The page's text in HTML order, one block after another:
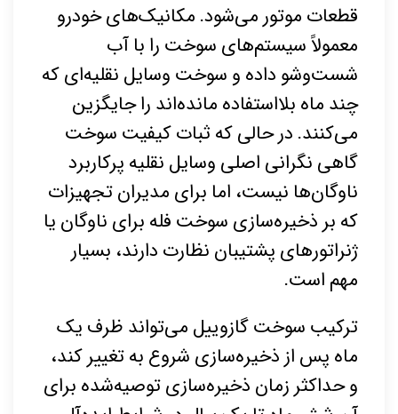
قطعات موتور می‌شود. مکانیک‌های خودرو
معمولاً سیستم‌های سوخت را با آب
شست‌وشو داده و سوخت وسایل نقلیه‌ای که
چند ماه بلااستفاده مانده‌اند‌ را جایگزین
می‌کنند. در حالی که ثبات کیفیت سوخت
گاهی نگرانی اصلی وسایل نقلیه پرکاربرد
ناوگان‌ها نیست، اما برای مدیران تجهیزات
که بر ذخیره‌سازی سوخت فله برای ناوگان یا
ژنراتورهای پشتیبان نظارت دارند، بسیار
مهم است.
ترکیب سوخت گازوییل می‌تواند ظرف یک
ماه پس از ذخیره‌سازی شروع به تغییر کند،
و حداکثر زمان ذخیره‌سازی توصیه‌شده برای